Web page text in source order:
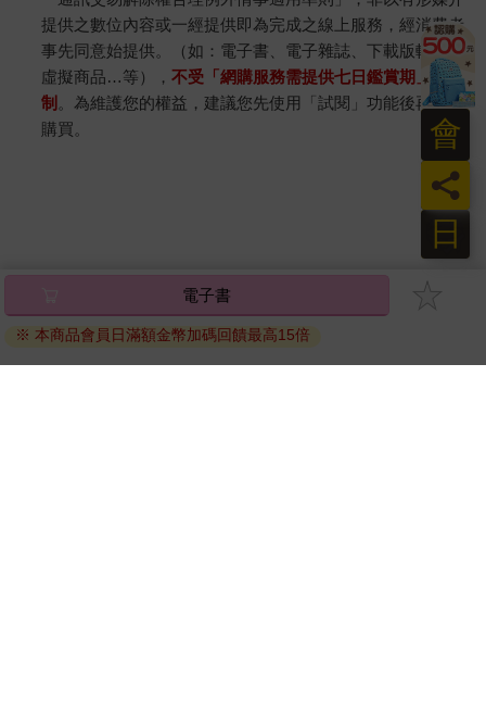
提供之數位內容或一經提供即為完成之線上服務，經消費者
事先同意始提供。（如：電子書、電子雜誌、下載版軟體、
虛擬商品…等），不受「網購服務需提供七日鑑賞期」的限
制 。為維護您的權益，建議您先使用「試閱」功能後再付款
購買。
電子書
※ 本商品會員日滿額金幣加碼回饋最高15倍
日
員
會